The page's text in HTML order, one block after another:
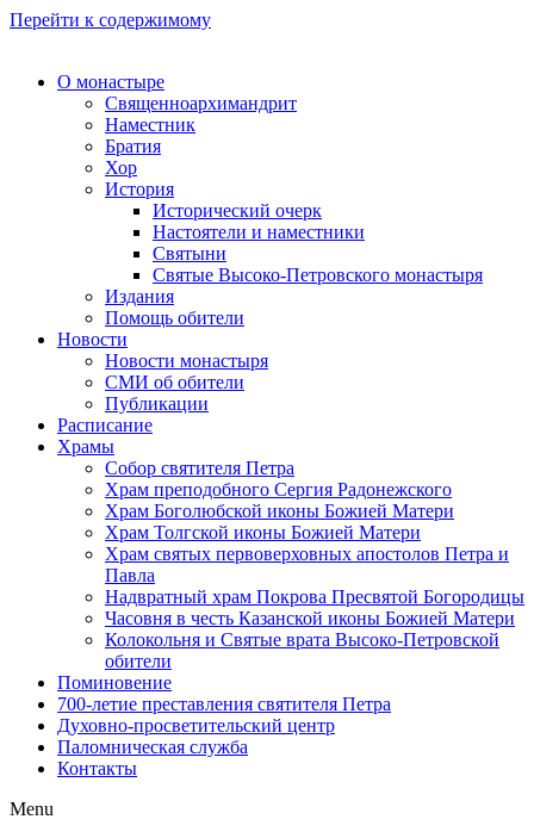
Перейти к содержимому
О монастыре
Священноархимандрит
Наместник
Братия
Хор
История
Исторический очерк
Настоятели и наместники
Святыни
Святые Высоко-Петровского монастыря
Издания
Помощь обители
Новости
Новости монастыря
СМИ об обители
Публикации
Расписание
Храмы
Собор святителя Петра
Храм преподобного Сергия Радонежского
Храм Боголюбской иконы Божией Матери
Храм Толгской иконы Божией Матери
Храм святых первоверховных апостолов Петра и
Павла
Надвратный храм Покрова Пресвятой Богородицы
Часовня в честь Казанской иконы Божией Матери
Колокольня и Святые врата Высоко-Петровской
обители
Поминовение
700-летие преставления святителя Петра
Духовно-просветительский центр
Паломническая служба
Контакты
Menu